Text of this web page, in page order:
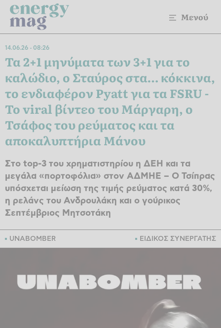
Μενού
UNABOMBER ΕΙΔΙΚΟΣ ΣΥΝΕΡΓΑΤΗΣ
14.06.26 08:26
Τα 2+1 μηνύματα των 3+1 για το
καλώδιο, ο Σταύρος στα… κόκκινα,
το ενδιαφέρον Pyatt για τα FSRU -
Το viral βίντεο του Μάργαρη, ο
Τσάφος του ρεύματος και τα
αποκαλυπτήρια Μάνου
Στο top-3 του χρηματιστηρίου η ΔΕΗ και τα
μεγάλα «πορτοφόλια» στον ΑΔΜΗΕ – Ο Τσίπρας
υπόσχεται μείωση της τιμής ρεύματος κατά 30%,
η ρελάνς του Ανδρουλάκη και ο γούρικος
Σεπτέμβριος Μητσοτάκη